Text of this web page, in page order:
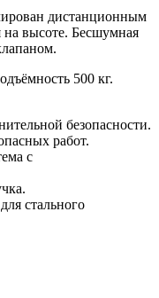
дистанционным
на высоте. Бесшумная
500 кг.
безопасности.
работ.
с
стального